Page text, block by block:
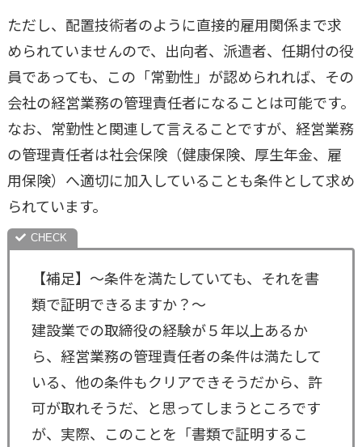
ただし、配置技術者のように直接的雇用関係まで求
められていませんので、出向者、派遣者、任期付の役
員であっても、この「常勤性」が認められれば、その
会社の経営業務の管理責任者になることは可能です。
なお、常勤性と関連して言えることですが、経営業務
の管理責任者は社会保険（健康保険、厚生年金、雇
用保険）へ適切に加入していることも条件として求め
られています。
【補足】～条件を満たしていても、それを書
類で証明できるますか？～
建設業での取締役の経験が５年以上あるか
ら、経営業務の管理責任者の条件は満たして
いる、他の条件もクリアできそうだから、許
可が取れそうだ、と思ってしまうところです
が、実際、このことを「書類で証明するこ